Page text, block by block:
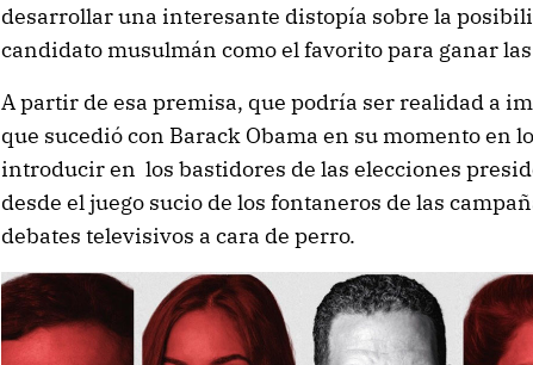
desarrollar una interesante distopía sobre la
candidato musulmán como el favorito para ganar
A partir de esa premisa, que podría ser realidad a
que sucedió con Barack Obama en su momento en
introducir en los bastidores de las elecciones
desde el juego sucio de los fontaneros de las
debates televisivos a cara de perro.